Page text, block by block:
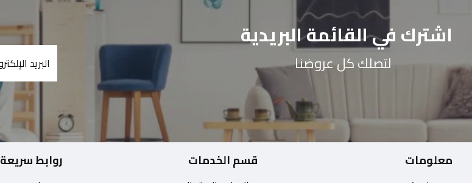
اشترك في القائمة البريدية
لتصلك كل عروضنا
معلومات قسم الخدمات روابط سريعة